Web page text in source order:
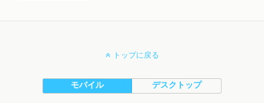
トップに戻る
モバイル デスクトップ